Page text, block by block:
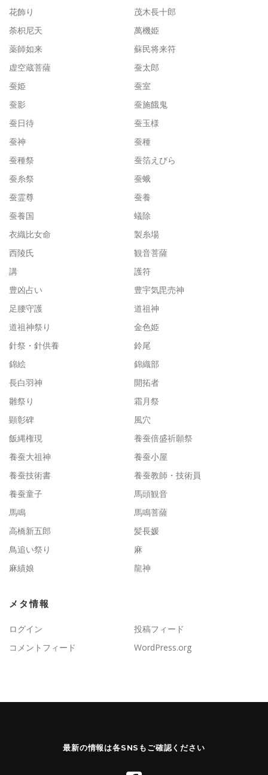
花飾り
茂木長十郎
荼枳尼天
萬機姫
薬師如来
蘇民将来符
虚空蔵菩薩
蚕太郎
蚕姫
蚕室
蚕影
蚕施餓鬼
蚕日待
蚕玉様
蚕神
蚕種
蚕種祭
蚕箔えびら
蚕糸祭
蚕蛾
蚕霊尊
蚕養
蚕養国
蟻除
衣織比女命
製糸場
西陵氏
観音菩薩
講
護符
豊凶占い
豊宇気毘売神
足腰守護
道祖神
道祖神祭り
金色姫
針祭・針供養
鈴尾
錦絵
錦織部
長白羽神
開拓者
雛祭り
霜月祭
顕彰碑
風穴
飯縄権現
養蚕倍盛祈願祭
養蚕大祖神
養蚕小屋
養蚕技術書
養蚕教師・技術員
養蚕童子
馬頭観音
馬鳴
馬鳴菩薩
高橋新五郎
髪長媛
鳥追い祭り
麻
麻績娘
龍神
メタ情報
ログイン
投稿フィード
コメントフィード
WordPress.org
最新の情報は各SNSもご確認ください